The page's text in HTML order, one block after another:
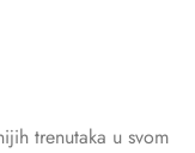
trenutaka u svom